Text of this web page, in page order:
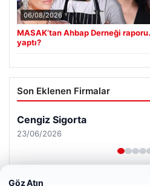
06/08/2026
MASAK’tan Ahbap Derneği
yaptı?
Son Eklenen Firmalar
Cengiz Sigorta
23/06/2026
Göz Atın